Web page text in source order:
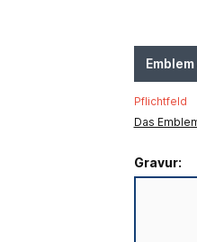
Pflichtfeld
Das
Gravur: